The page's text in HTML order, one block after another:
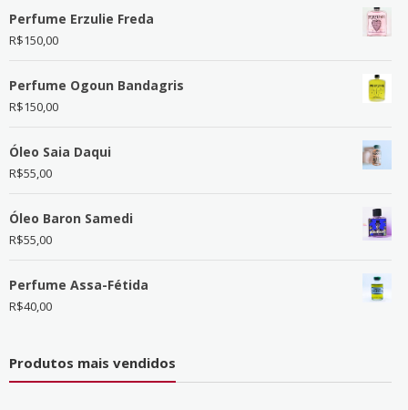
Perfume Erzulie Freda
R$150,00
Perfume Ogoun Bandagris
R$150,00
Óleo Saia Daqui
R$55,00
Óleo Baron Samedi
R$55,00
Perfume Assa-Fétida
R$40,00
Produtos mais vendidos